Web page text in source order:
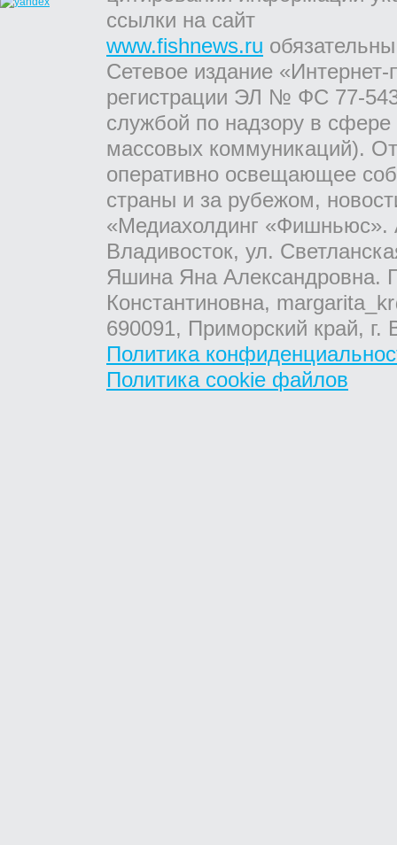
ссылки на сайт
www.fishnews.ru
Сетевое издание
регистрации ЭЛ № ФС 77-
службой по надзору в
массовых коммуникаций).
оперативно освещающее
страны и за рубежом,
«Медиахолдинг «Фишньюс».
Владивосток, ул.
Яшина Яна Александровна.
Константиновна,
690091, Приморский край,
Политика
Политика cookie файлов